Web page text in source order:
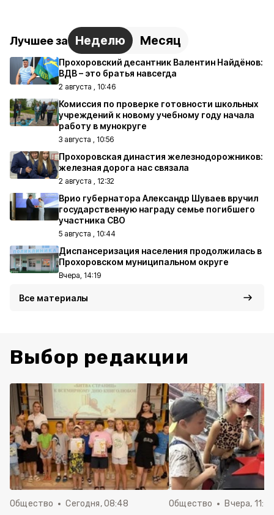
Лучшее за Неделю Месяц
Прохоровский десантник Валентин Найдёнов:
ВДВ – это братья навсегда
2 августа , 10:46
Комиссия по проверке готовности школьных
учреждений к новому учебному году начала
работу в мунокруге
3 августа , 10:56
Прохоровская династия железнодорожников:
железная дорога нас связала
2 августа , 12:32
Врио губернатора Александр Шуваев вручил
государственную награду семье погибшего
участника СВО
5 августа , 10:44
Диспансеризация населения продолжилась в
Прохоровском муниципальном округе
Вчера, 14:19
Все материалы
Выбор редакции
Общество Сегодня, 08:48 Общество Вчера,